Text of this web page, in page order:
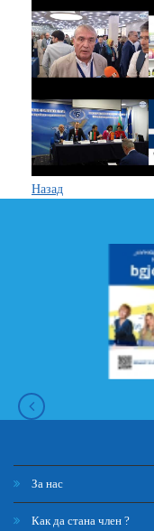
Назад
За нас
Как да стана член ?